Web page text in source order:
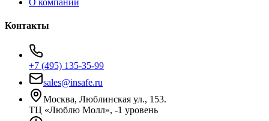
О компании
Контакты
+7 (495) 135-35-99
sales@insafe.ru
Москва, Люблинская ул., 153.
ТЦ «Люблю Молл», -1 уровень